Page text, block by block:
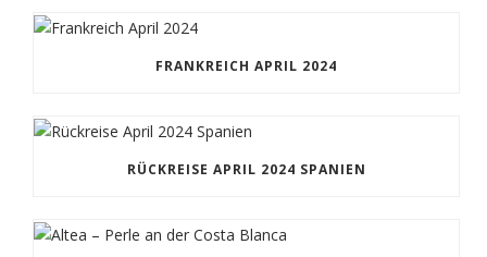
FRANKREICH APRIL 2024
RÜCKREISE APRIL 2024 SPANIEN